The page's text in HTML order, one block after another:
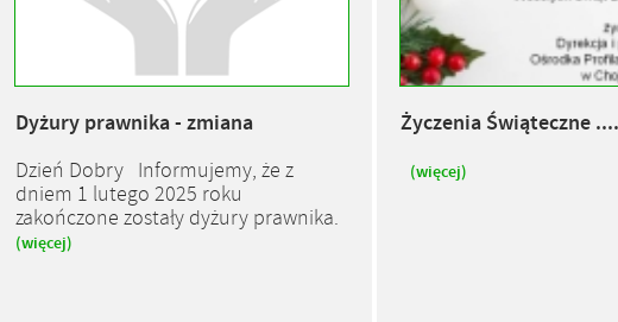
Dyżury prawnika - zmiana
Dzień Dobry Informujemy, że z
dniem 1 lutego 2025 roku
zakończone zostały dyżury prawnika.
(więcej)
Życzenia Świąteczne ....
(więcej)